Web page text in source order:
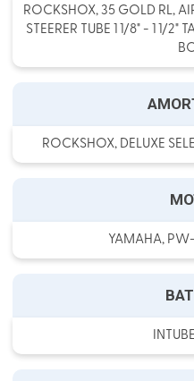
ROCKSHOX, 35 GOLD RL,
STEERER TUBE 1 1/8" - 1 1/2"
ROCKSHOX, DELUXE
YAMAHA,